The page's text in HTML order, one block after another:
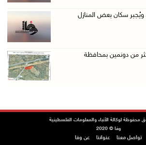
لخالد جمعة
يعتدون على مواطنين وممتلكات ...
يقتحمون منزلا على أطراف الح ...
يبحث مع سفير قبرص الاس ...
ويُجبر سكان بعض المنازل
من دونمين بمحافظة
محفوظة لوكالة الأنباء والمعلومات الفلسطينية
وفا © 2020
تواصل معنا عنواننا عن وفا